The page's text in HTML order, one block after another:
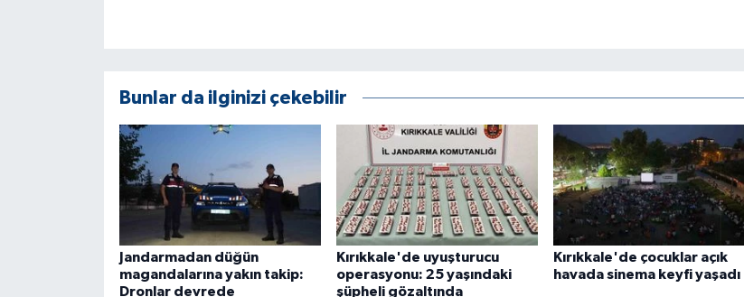
Bunlar da ilginizi çekebilir
Jandarmadan düğün
magandalarına yakın takip:
Dronlar devrede
Kırıkkale'de uyuşturucu
operasyonu: 25 yaşındaki
şüpheli gözaltında
Kırıkkale'de çocuklar açık
havada sinema keyfi yaşadı
Otomobil
POLİTİKA